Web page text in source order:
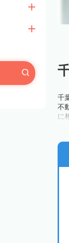
千
不
に